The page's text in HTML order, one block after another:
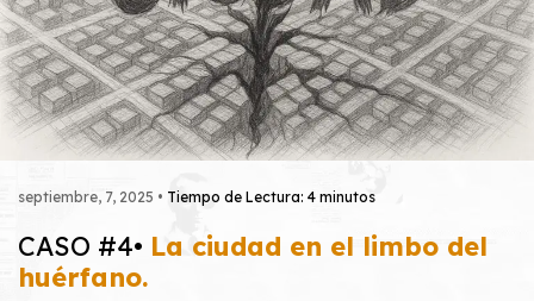
septiembre, 7, 2025 • Tiempo de Lectura: 4 minutos
CASO #4• La ciudad en el limbo del
huérfano.